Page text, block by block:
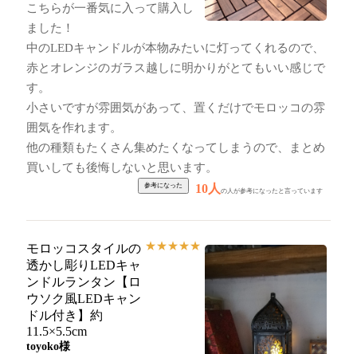
こちらが一番気に入って購入し
ました！
中のLEDキャンドルが本物みたいに灯ってくれるので、
赤とオレンジのガラス越しに明かりがとてもいい感じで
す。
小さいですが雰囲気があって、置くだけでモロッコの雰
囲気を作れます。
他の種類もたくさん集めたくなってしまうので、まとめ
買いしても後悔しないと思います。
10人の人が参考になったと言っています
モロッコスタイルの
透かし彫りLEDキャ
ンドルランタン【ロ
ウソク風LEDキャン
ドル付き】約
11.5×5.5cm
★★★★★
toyoko様